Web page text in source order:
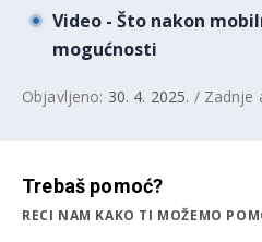
Video - Što nakon
mogućnosti
Objavljeno: 30. 4. 2025. / Zadnje
Trebaš pomoć?
RECI NAM KAKO TI MOŽEMO